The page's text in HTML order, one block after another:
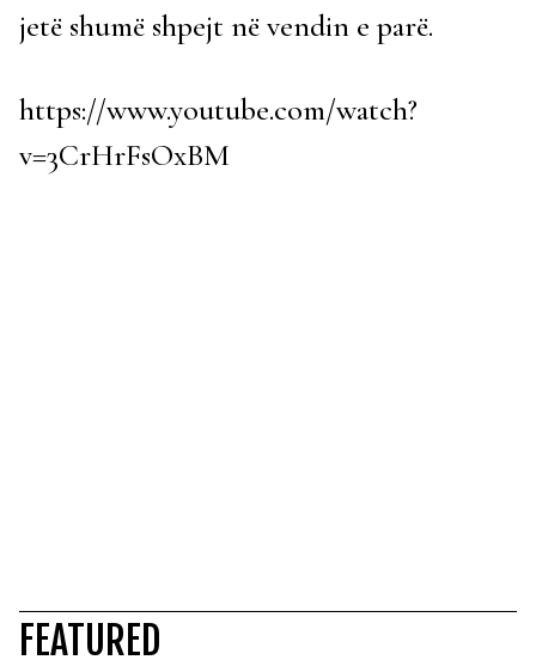
jetë shumë shpejt në vendin e parë.
https://www.youtube.com/watch?
v=3CrHrFsOxBM
FEATURED